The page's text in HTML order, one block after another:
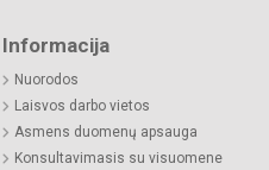
Informacija
Nuorodos
Laisvos darbo vietos
Asmens duomenų apsauga
Konsultavimasis su visuomene